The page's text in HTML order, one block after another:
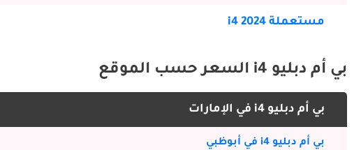
ميزات السلامة
مستعملة i4 2024
بي أم دبليو i4 السعر حسب الموقع
بي أم دبليو i4 في الإمارات
بي أم دبليو i4 في أبوظبي